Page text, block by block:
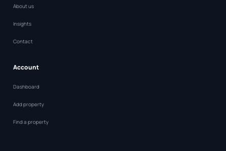
About us
Insights
Contact
Account
Dashboard
Add property
Find a property